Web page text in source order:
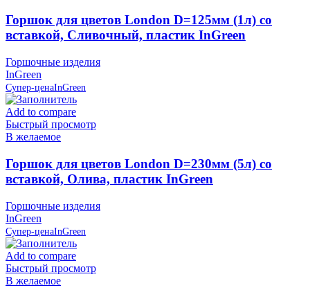
Горшок для цветов London D=125мм (1л) со
вставкой, Сливочный, пластик InGreen
Горшочные изделия
InGreen
Супер-ценаInGreen
Add to compare
Быстрый просмотр
В желаемое
Горшок для цветов London D=230мм (5л) со
вставкой, Олива, пластик InGreen
Горшочные изделия
InGreen
Супер-ценаInGreen
Add to compare
Быстрый просмотр
В желаемое